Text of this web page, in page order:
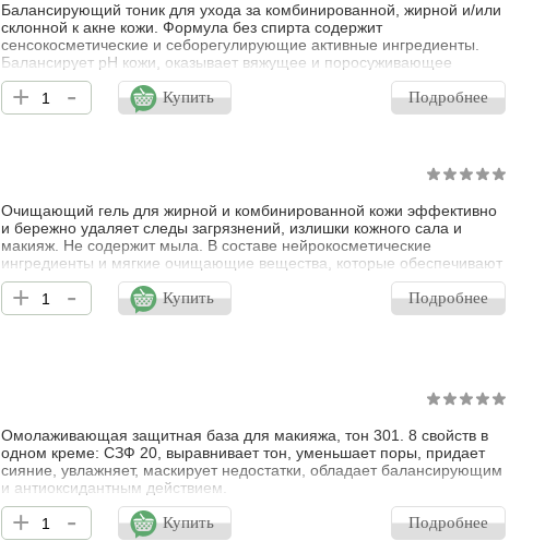
Балансирующий тоник для ухода за комбинированной, жирной и/или
склонной к акне кожи. Формула без спирта содержит
сенсокосметические и себорегулирующие активные ингредиенты.
Балансирует рН кожи, оказывает вяжущее и поросуживающее
действие, нормализует выработку себума, устраняет жирный блеск.
Способствует выравниванию текстуры кожи, повышает ее
эластичность. Придает ощущение свежести и увлажненности, кожа
+ - Купить Подробнее
Очищающий гель для жирной и комбинированной кожи эффективно
и бережно удаляет следы загрязнений, излишки кожного сала и
макияж. Не содержит мыла. В составе нейрокосметические
ингредиенты и мягкие очищающие вещества, которые обеспечивают
чувство комфорта, чистоты. Кожа становится менее жирной,
блестящей, более ровной и здоровой после использования геля.
Имеет тонкий аромат цитрусовых, в сочетании с древесными и
+ - Купить Подробнее
Омолаживающая защитная база для макияжа, тон 301. 8 свойств в
одном креме: СЗФ 20, выравнивает тон, уменьшает поры, придает
сияние, увлажняет, маскирует недостатки, обладает балансирующим
и антиоксидантным действием.
+ - Купить Подробнее